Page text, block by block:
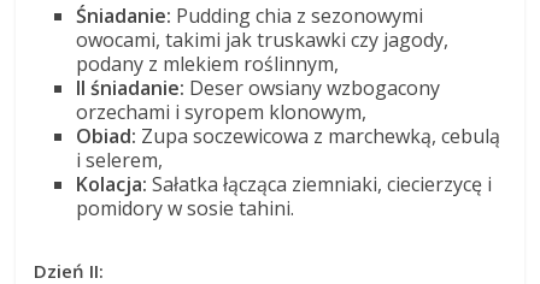
Śniadanie: Pudding chia z sezonowymi
owocami, takimi jak truskawki czy jagody,
podany z mlekiem roślinnym,
II śniadanie: Deser owsiany wzbogacony
orzechami i syropem klonowym,
Obiad: Zupa soczewicowa z marchewką, cebulą
i selerem,
Kolacja: Sałatka łącząca ziemniaki, ciecierzycę i
pomidory w sosie tahini.
Dzień II: